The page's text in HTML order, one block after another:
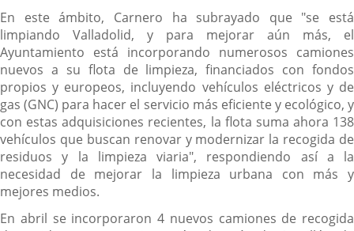
En este ámbito, Carnero ha subrayado que "se está
limpiando Valladolid, y para mejorar aún más, el
Ayuntamiento está incorporando numerosos camiones
nuevos a su flota de limpieza, financiados con fondos
propios y europeos, incluyendo vehículos eléctricos y de
gas (GNC) para hacer el servicio más eficiente y ecológico, y
con estas adquisiciones recientes, la flota suma ahora 138
vehículos que buscan renovar y modernizar la recogida de
residuos y la limpieza viaria", respondiendo así a la
necesidad de mejorar la limpieza urbana con más y
mejores medios.
En abril se incorporaron 4 nuevos camiones de recogida